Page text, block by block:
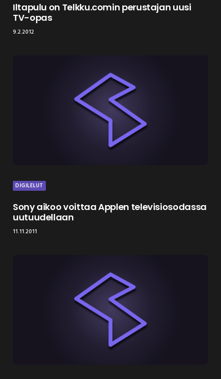
Iltapulu on Telkku.comin perustajan uusi
TV-opas
9.2.2012
DIGILELUT
Sony aikoo voittaa Applen televisiosodassa
uutuudellaan
11.11.2011